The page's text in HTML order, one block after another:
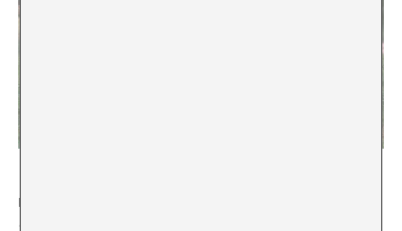
El título de tu obra combina la locución latina
memento mori